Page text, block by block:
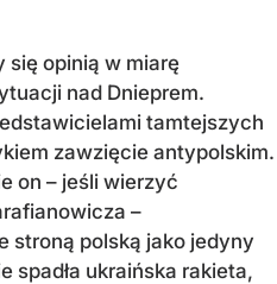
się opinią w miarę
nad Dnieprem.
tamtejszych
zawzięcie antypolskim.
on – jeśli wierzyć
–
stroną polską jako jedyny
spadła ukraińska rakieta,